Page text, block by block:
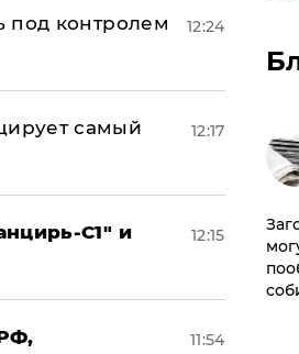
под контролем
12:24
самый
12:17
С1" и
12:15
11:54